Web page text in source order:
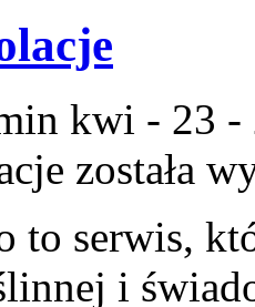
kwi - 23 -
została
to serwis,
i